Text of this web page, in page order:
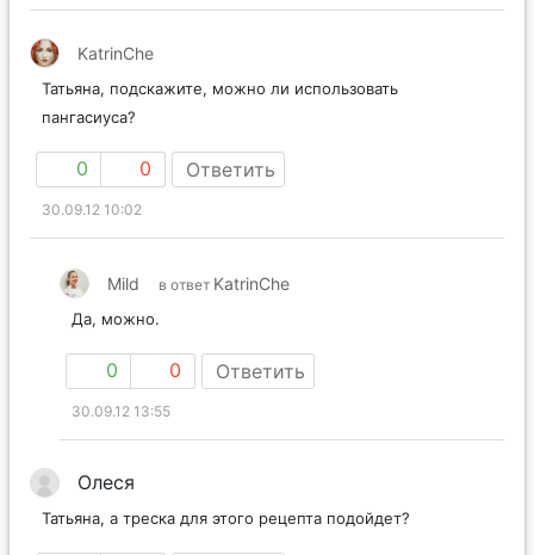
KatrinChe
Татьяна, подскажите, можно ли использовать
пангасиуса?
0 0 Ответить
30.09.12 10:02
Mild в ответ KatrinChe
Да, можно.
0 0 Ответить
30.09.12 13:55
Олеся
Татьяна, а треска для этого рецепта подойдет?